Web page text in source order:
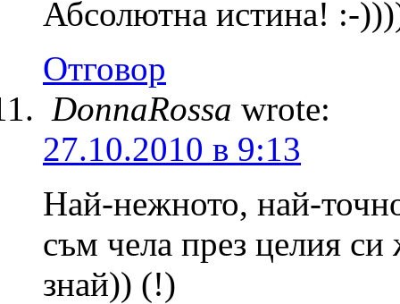
Абсолютна истина! :-
Отговор
DonnaRossa wrote:
27.10.2010 в 9:13
Най-нежното, най-
съм чела през целия
знай)) (!)